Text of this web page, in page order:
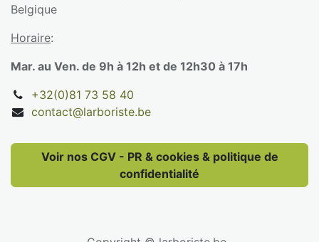
Belgique
Horaire:
Mar. au Ven. de 9h à 12h et de 12h30 à 17h
+32(0)81 73 58 40
contact@larboriste.be
Voir nos CGV - PR & cookies & politique de
confidentialité